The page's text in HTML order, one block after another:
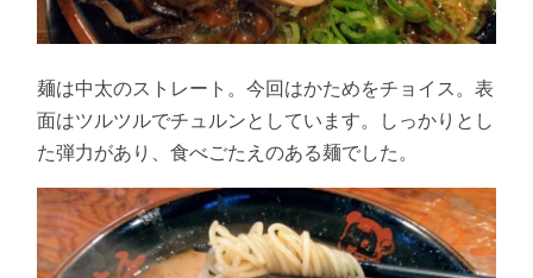
麺は中太のストレート。今回はかためをチョイス。表
面はツルツルでチュルンとしています。しっかりとし
た弾力があり、食べごたえのある麺でした。